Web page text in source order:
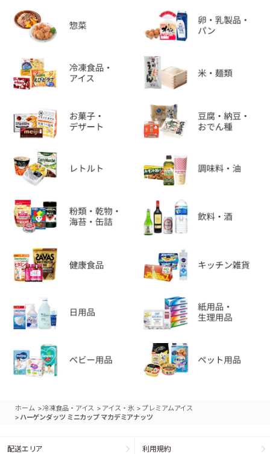
ホーム >冷凍食品・アイス > アイス・氷 > プレミアムアイス
> ハーゲンダッツ ミニカップ マカデミアナッツ
配送エリア 利用規約